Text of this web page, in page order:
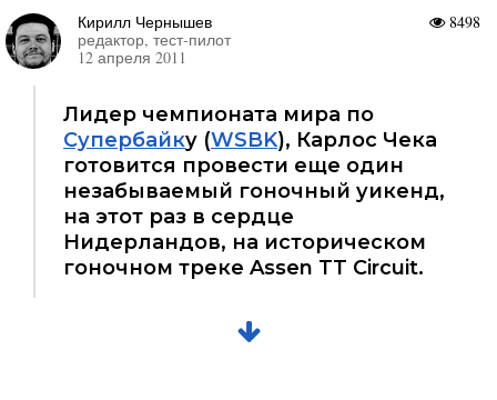
8498
Кирилл Чернышев
редактор, тест-пилот
12 апреля 2011
Лидер чемпионата мира по
Супербайку (WSBK), Карлос Чека
готовится провести еще один
незабываемый гоночный уикенд,
на этот раз в сердце
Нидерландов, на историческом
гоночном треке Assen TT Circuit.